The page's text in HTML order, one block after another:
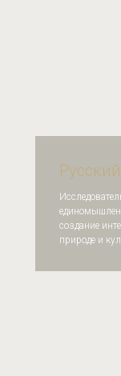
создание
природе и